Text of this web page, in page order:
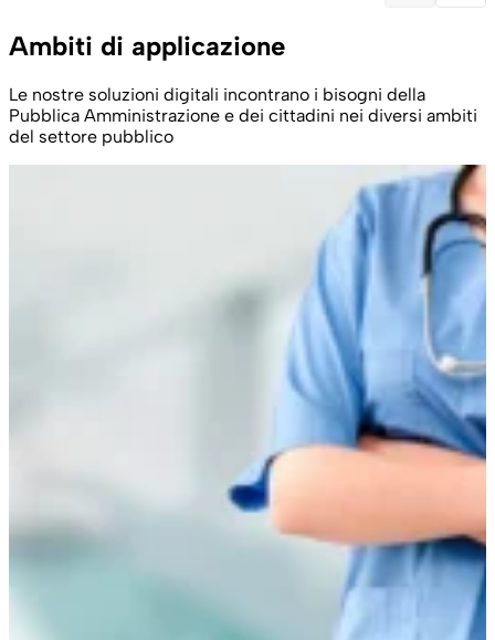
Ambiti di applicazione
Le nostre soluzioni digitali incontrano i bisogni della
Pubblica Amministrazione e dei cittadini nei diversi ambiti
del settore pubblico